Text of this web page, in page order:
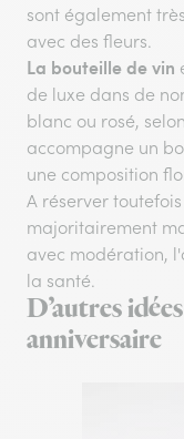
sont également
avec des fleurs.
La bouteille de vin
de luxe dans de
blanc ou rosé,
accompagne un
une composition
A réserver
majoritairement
avec modération,
la santé.
D’autres
anniversaire